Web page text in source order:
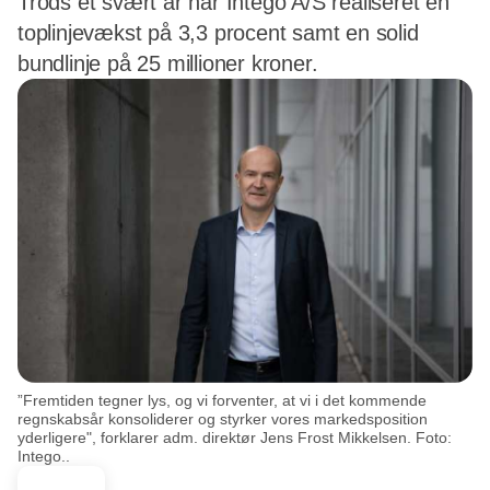
toplinjevækst på 3,3 procent samt en solid
bundlinje på 25 millioner kroner.
”Fremtiden tegner lys, og vi forventer, at vi i det kommende
regnskabsår konsoliderer og styrker vores markedsposition
yderligere", forklarer adm. direktør Jens Frost Mikkelsen. Foto:
Intego..